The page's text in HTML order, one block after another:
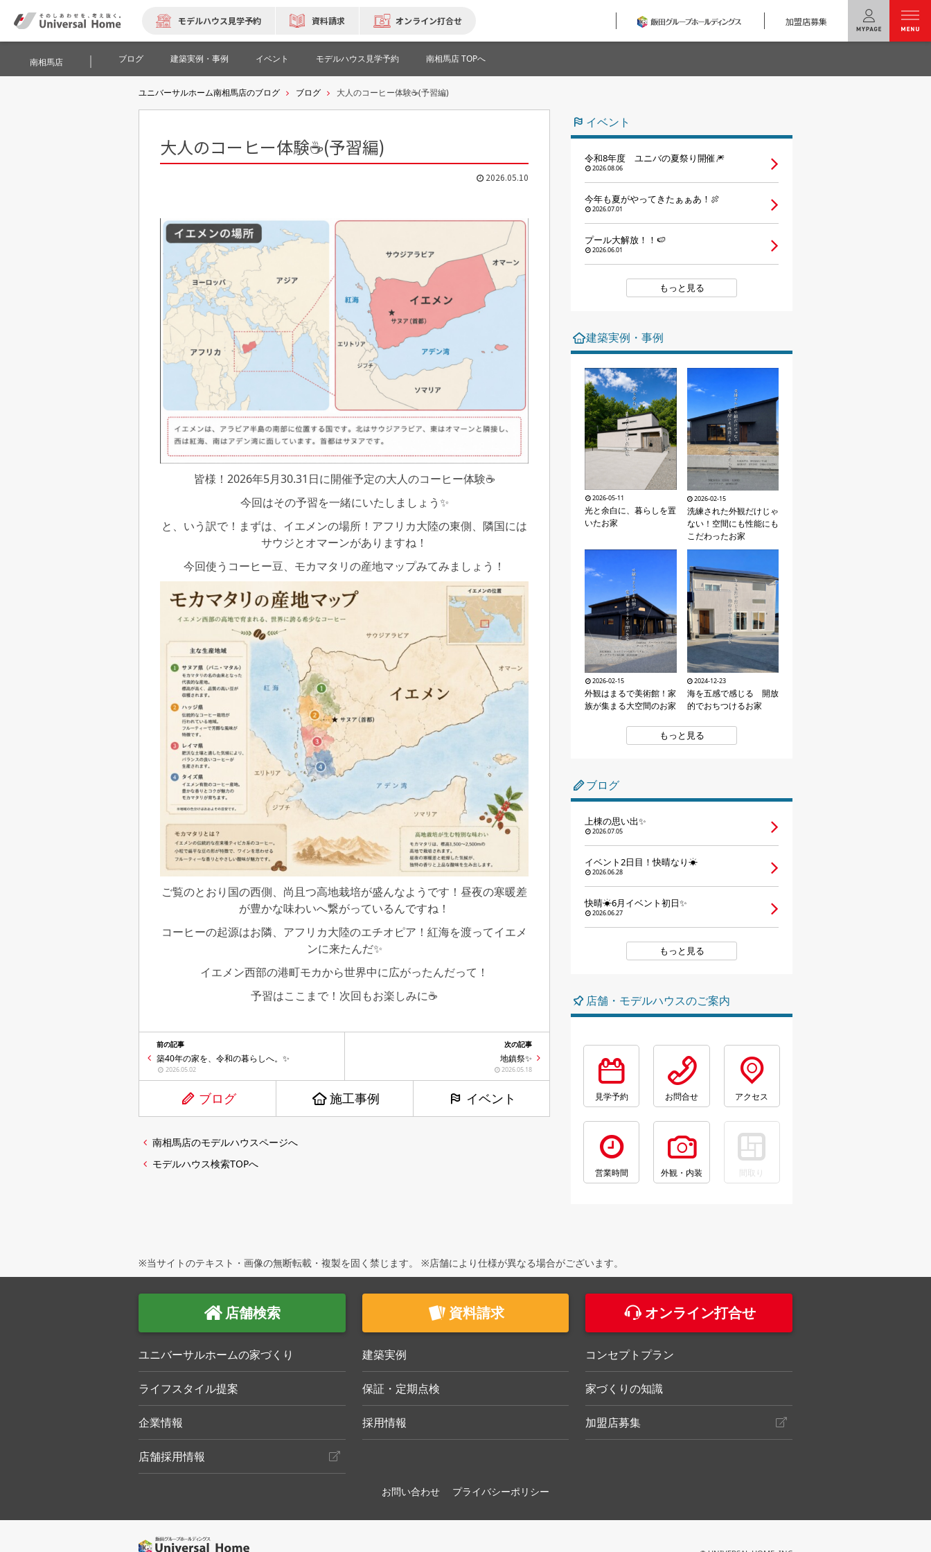
モデルハウス見学予約 資料請求 オンライン打合せ 加盟店募集
テクノロジー
建築実例
シミュレーション
キャンペーン・コラボ情報
家づくりの知識
お問い合わせ
南相馬店 ブログ 建築実例・事例 イベント モデルハウス見学予約 南相馬店 TOPへ
ユニバーサルホーム南相馬店のブログ ブログ 大人のコーヒー体験☕(予習編)
大人のコーヒー体験☕(予習編)
2026.05.10
皆様！2026年5月30.31日に開催予定の大人のコーヒー体験☕
今回はその予習を一緒にいたしましょう✨
と、いう訳で！まずは、イエメンの場所！アフリカ大陸の東側、隣国には
サウジとオマーンがありますね！
今回使うコーヒー豆、モカマタリの産地マップみてみましょう！
ご覧のとおり国の西側、尚且つ高地栽培が盛んなようです！昼夜の寒暖差
が豊かな味わいへ繋がっているんですね！
コーヒーの起源はお隣、アフリカ大陸のエチオピア！紅海を渡ってイエメ
ンに来たんだ✨
イエメン西部の港町モカから世界中に広がったんだって！
予習はここまで！次回もお楽しみに☕
前の記事
築40年の家を、令和の暮らしへ。✨
2026.05.02
次の記事
地鎮祭✨
2026.05.18
ブログ 施工事例 イベント
南相馬店のモデルハウスページへ
モデルハウス検索TOPへ
イベント
令和8年度 ユニバの夏祭り開催🎆
2026.08.06
今年も夏がやってきたぁぁあ！🍖
2026.07.01
プール大解放！！🍉
2026.06.01
もっと見る
建築実例・事例
2026-05-11
光と余白に、暮らしを置
いたお家
2026-02-15
洗練された外観だけじゃ
ない！空間にも性能にも
こだわったお家
2026-02-15
外観はまるで美術館！家
族が集まる大空間のお家
2024-12-23
海を五感で感じる 開放
的でおちつけるお家
もっと見る
ブログ
上棟の思い出✨
2026.07.05
イベント2日目！快晴なり☀
2026.06.28
快晴☀6月イベント初日✨
2026.06.27
もっと見る
店舗・モデルハウスのご案内
見学予約 お問合せ アクセス
営業時間 外観・内装 間取り
※当サイトのテキスト・画像の無断転載・複製を固く禁じます。 ※店舗により仕様が異なる場合がございます。
店舗検索 資料請求 オンライン打合せ
ユニバーサルホームの家づくり 建築実例 コンセプトプラン
ライフスタイル提案 保証・定期点検 家づくりの知識
企業情報 採用情報 加盟店募集
店舗採用情報
お問い合わせ プライバシーポリシー